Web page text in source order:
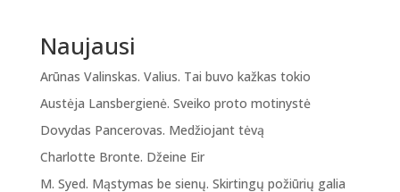
Naujausi
Arūnas Valinskas. Valius. Tai buvo kažkas tokio
Austėja Lansbergienė. Sveiko proto motinystė
Dovydas Pancerovas. Medžiojant tėvą
Charlotte Bronte. Džeine Eir
M. Syed. Mąstymas be sienų. Skirtingų požiūrių galia